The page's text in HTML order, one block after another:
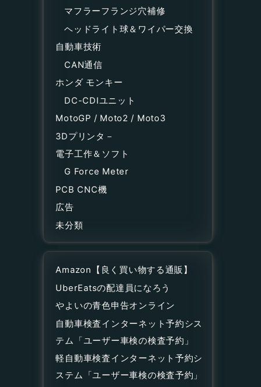
マフラーフランジ穴補修
ヘッドライト球＆ワイパー交換
自動車技術
CAN通信
ホンダ モンキー
DC-CDIユニット
MotoGP / Moto2 / Moto3
3Dプリンタ－
電子工作＆ソフト
G Force Meter
PCB CNC機
広告
未分類
Amazon【良く買い物する通販】
UberEatsの配達員になろう
やよいの青色申告オンライン
自動車検査インターネット予約シス
テム「ユーザー車検の検査予約」
軽自動車検査インターネット予約シ
ステム「ユーザー車検の検査予約」